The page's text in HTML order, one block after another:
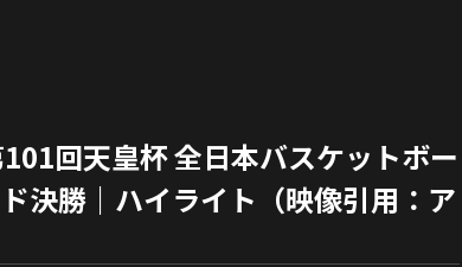
回天皇杯 全日本バスケットボー
決勝｜ハイライト（映像引用：ア